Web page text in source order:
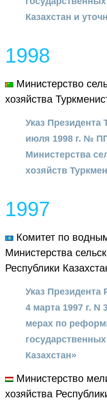
Казахстан и
1998
Министерство
хозяйства
Указ Президента
июля 1998 г. №
Министерства
хозяйств
1997
Комитет по
Министерства
Республики
Указ Президента
4 марта 1997 г.
мерах по
Казахстан»
Министерство
хозяйства